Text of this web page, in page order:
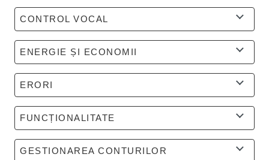
CONTROL VOCAL
ENERGIE ȘI ECONOMII
ERORI
FUNCȚIONALITATE
GESTIONAREA CONTURILOR